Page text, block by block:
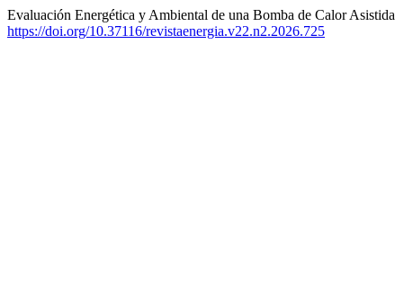
Evaluación Energética y Ambiental de una Bomba de Calor
https://doi.org/10.37116/revistaenergia.v22.n2.2026.725